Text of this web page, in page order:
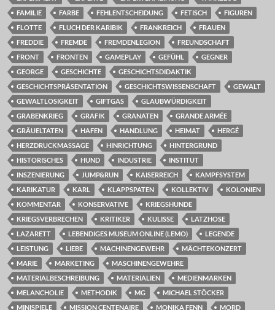
FAMILIE
FARBE FEHLENTSCHEIDUNG FETISCH
FIGUREN
FLOTTE
FLUCH DER KARIBIK FRANKREICH
FRAUEN
FREDDIE
FREMDE FREMDENLEGION
FREUNDSCHAFT
FRONT
FRONTEN GAMEPLAY GEFÜHL
GEGNER
GEORGE
GESCHICHTE
GESCHICHTSDIDAKTIK
GESCHICHTSPRÄSENTATION
GESCHICHTSWISSENSCHAFT
GEWALT
GEWALTLOSIGKEIT
GIFTGAS
GLAUBWÜRDIGKEIT
GRABENKRIEG
GRAFIK GRANATEN
GRANDE ARMÉE
GRÄUELTATEN
HAFEN HANDLUNG HEIMAT
HERGÉ
HERZDRUCKMASSAGE
HINRICHTUNG
HINTERGRUND
HISTORISCHES
HUND INDUSTRIE
INSTITUT
INSZENIERUNG
JUMP&RUN KAISERREICH
KAMPFSYSTEM
KARIKATUR
KARL KLAPPSPATEN KOLLEKTIV
KOLONIEN
KOMMENTAR
KONSERVATIVE
KRIEGSHUNDE
KRIEGSVERBRECHEN
KRITIKER KULISSE
LATZHOSE
LAZARETT
LEBENDIGES MUSEUM ONLINE (LEMO)
LEGENDE
LEISTUNG
LIEBE MACHINENGEWEHR
MÄCHTEKONZERT
MARIE
MARKETING
MASCHINENGEWEHRE
MATERIALBESCHREIBUNG
MATERIALIEN
MEDIENMARKEN
MELANCHOLIE
METHODIK MG
MICHAEL STÖCKER
MINISPIELE
MISSION CENTENAIRE MONIKA FENN
MORD